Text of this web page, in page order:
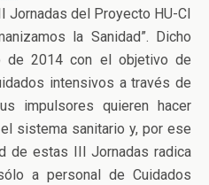
Jornadas del Proyecto HU-CI
la Sanidad”. Dicho
de 2014 con el objetivo de
intensivos a través de
impulsores quieren hacer
sistema sanitario y, por ese
de estas III Jornadas radica
a personal de Cuidados